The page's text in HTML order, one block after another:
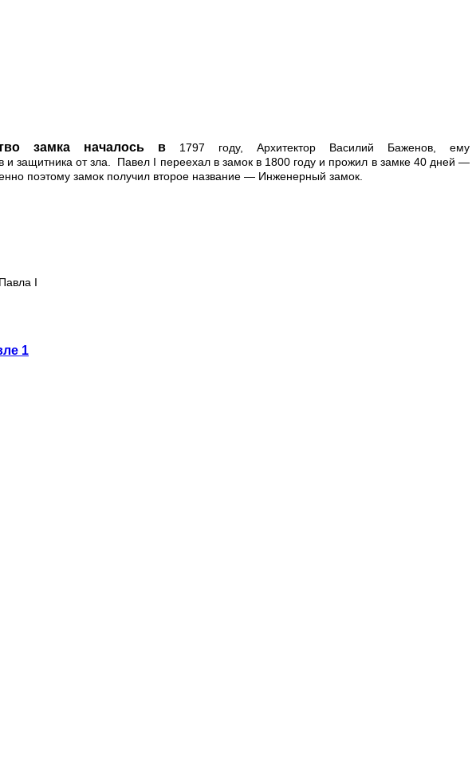
замка началось в
1797 году, Архитектор Василий Баженов, ему
и защитника от зла. Павел I переехал в замок в 1800 году и прожил в замке 40 дней —
поэтому замок получил второе название — Инженерный замок.
I
1